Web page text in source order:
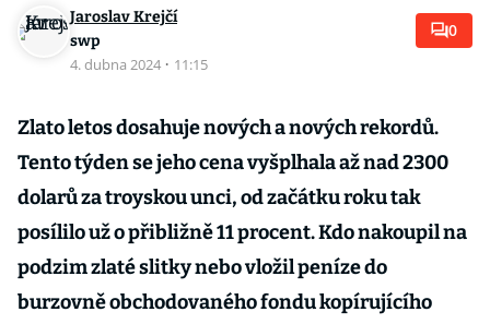
Jaroslav Krejčí
swp
4. dubna 2024 · 11:15
0
Zlato letos dosahuje nových a nových rekordů.
Tento týden se jeho cena vyšplhala až nad 2300
dolarů za troyskou unci, od začátku roku tak
posílilo už o přibližně 11 procent. Kdo nakoupil na
podzim zlaté slitky nebo vložil peníze do
burzovně obchodovaného fondu kopírujícího